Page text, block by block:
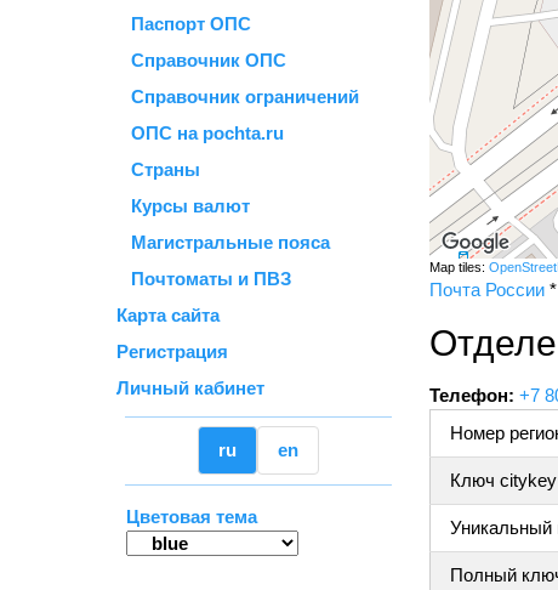
Паспорт ОПС
Справочник ОПС
Справочник ограничений
ОПС на pochta.ru
Страны
Курсы валют
Магистральные пояса
Почтоматы и ПВЗ
Карта сайта
Регистрация
Личный кабинет
ru en
Цветовая тема
Map tiles:
Почта России *
Телефон: +7
Номер
Ключ citykey
Уникальный
Полный